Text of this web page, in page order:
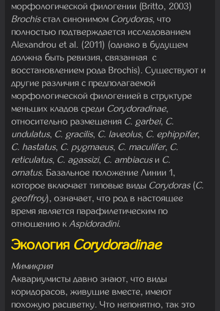
морфологической филогении (Britto, 2003)
Brochisстал синонимом Corydoras, что
полностью подтверждается исследованием
Alexandrou et al. (2011) (однако в будущем
должна быть ревизия, связанная с
восстановлением рода Brochis). Существуют и
другие различия с предполагаемой
морфологической филогенией в структуре
меньших кладов среди Corydoradinae,
относительно размещения C. garbei, C.
undulatus, C. gracilis, C. laveolus, C. ephippifer,
C. hastatus, C. pygmaeus, C. maculifer, C.
reticulatus, C. agassizi, C. ambiacusи C.
ornatus. Базальное положение Линии 1,
которое включает типовые виды Corydoras (C.
geoffroy), означает, что род в настоящее
время является парафилетическим по
отношению к Aspidoradini.
Экология Corydoradinae
Мимикрия
Аквариумисты давно знают, что виды
коридорасов, живущие вместе, имеют
похожую расцветку. Что непонятно, так это